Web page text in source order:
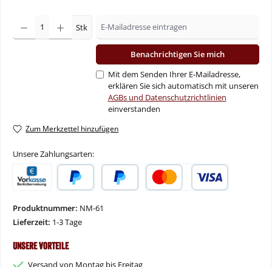
Stk
Benachrichtigen Sie mich
Mit dem Senden Ihrer E-Mailadresse,
erklären Sie sich automatisch mit unseren
AGBs und Datenschutzrichtlinien
einverstanden
Zum Merkzettel hinzufügen
Unsere Zahlungsarten:
Produktnummer: NM-61
Lieferzeit: 1-3 Tage
Unsere Vorteile
Versand von Montag bis Freitag